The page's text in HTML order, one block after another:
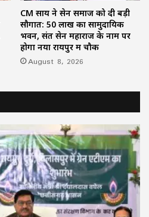
CM साय ने सेन समाज को दी बड़ी
सौगात: 50 लाख का सामुदायिक
भवन, संत सेन महाराज के नाम पर
होगा नया रायपुर में चौक
August 8, 2026